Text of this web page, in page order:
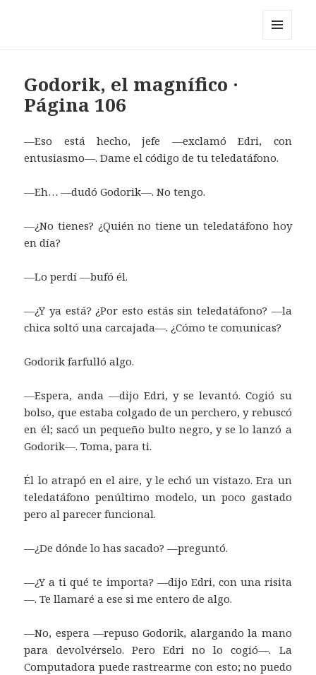
Godorik, el magnífico ·
Página 106
—Eso está hecho, jefe —exclamó Edri, con
entusiasmo—. Dame el código de tu teledatáfono.
—Eh… —dudó Godorik—. No tengo.
—¿No tienes? ¿Quién no tiene un teledatáfono hoy
en día?
—Lo perdí —bufó él.
—¿Y ya está? ¿Por esto estás sin teledatáfono? —la
chica soltó una carcajada—. ¿Cómo te comunicas?
Godorik farfulló algo.
—Espera, anda —dijo Edri, y se levantó. Cogió su
bolso, que estaba colgado de un perchero, y rebuscó
en él; sacó un pequeño bulto negro, y se lo lanzó a
Godorik—. Toma, para ti.
Él lo atrapó en el aire, y le echó un vistazo. Era un
teledatáfono penúltimo modelo, un poco gastado
pero al parecer funcional.
—¿De dónde lo has sacado? —preguntó.
—¿Y a ti qué te importa? —dijo Edri, con una risita
—. Te llamaré a ese si me entero de algo.
—No, espera —repuso Godorik, alargando la mano
para devolvérselo. Pero Edri no lo cogió—. La
Computadora puede rastrearme con esto; no puedo